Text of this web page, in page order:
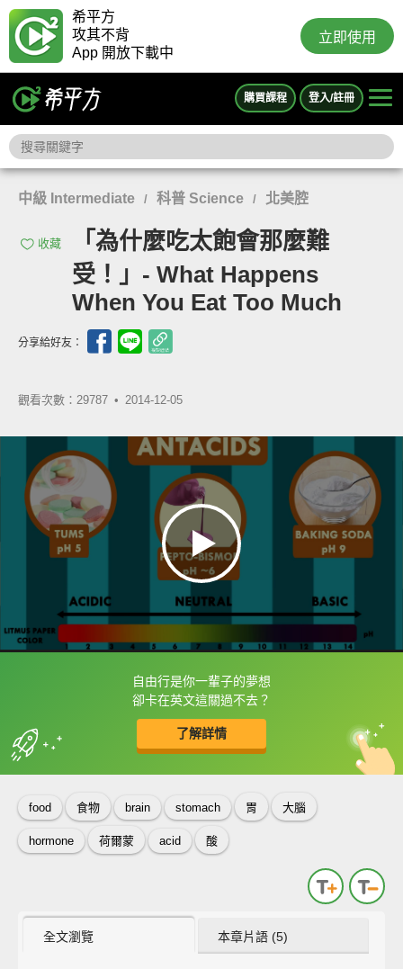
希平方
攻其不背
App 開放下載中
立即使用
購買課程 登入/註冊
中級 Intermediate / 科普 Science / 北美腔
收藏
「為什麼吃太飽會那麼難
受！」- What Happens
When You Eat Too Much
分享給好友：
觀看次數：29787 • 2014-12-05
自由行是你一輩子的夢想
卻卡在英文這關過不去？
了解詳情
框選或點兩下字幕可以直接查字典喔！
收錄佳句 中
英
food 食物 brain stomach 胃 大腦
hormone 荷爾蒙 acid 酸
全文瀏覽 本章片語 (5)